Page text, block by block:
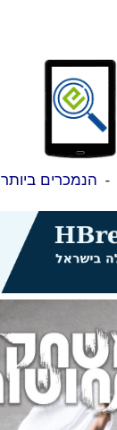
- הנמכרים ביותר